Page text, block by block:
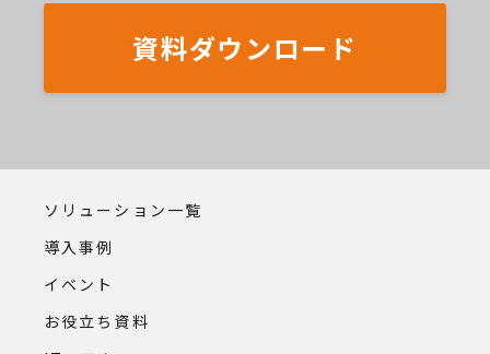
資料ダウンロード
ソリューション一覧
導入事例
イベント
お役立ち資料